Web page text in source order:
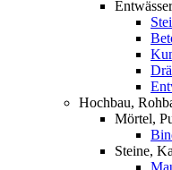
Hochbau,
Mörtel,
Steine,